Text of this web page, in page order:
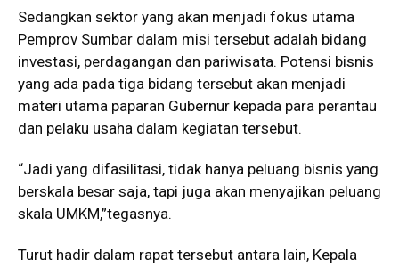
Sedangkan sektor yang akan menjadi fokus utama
Pemprov Sumbar dalam misi tersebut adalah bidang
investasi, perdagangan dan pariwisata. Potensi bisnis
yang ada pada tiga bidang tersebut akan menjadi
materi utama paparan Gubernur kepada para perantau
dan pelaku usaha dalam kegiatan tersebut.
“Jadi yang difasilitasi, tidak hanya peluang bisnis yang
berskala besar saja, tapi juga akan menyajikan peluang
skala UMKM,”tegasnya.
Turut hadir dalam rapat tersebut antara lain, Kepala